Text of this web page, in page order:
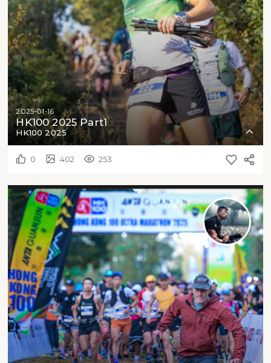
2025-01-16
HK100 2025 Part1
HK100 2025
0 402 253